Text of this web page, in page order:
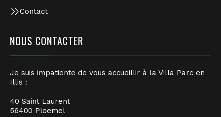
Contact
NOUS CONTACTER
Je suis impatiente de vous accueillir à la Villa Parc en
Illis :
40 Saint Laurent
56400 Ploemel